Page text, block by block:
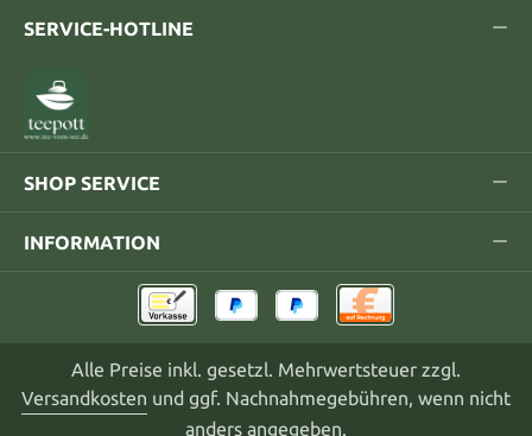
SERVICE-HOTLINE
SHOP SERVICE
INFORMATION
Alle Preise inkl. gesetzl. Mehrwertsteuer zzgl.
Versandkosten und ggf. Nachnahmegebühren, wenn nicht
anders angegeben.